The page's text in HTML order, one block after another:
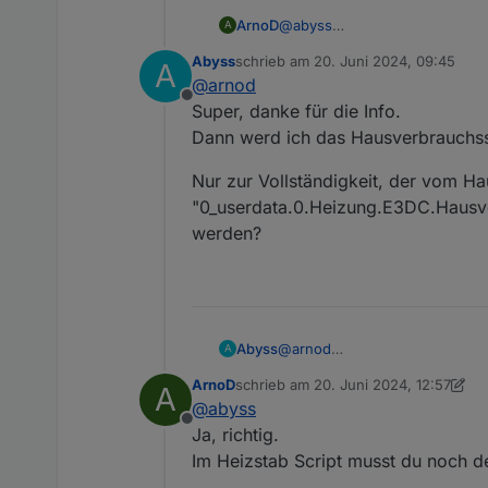
A ArnoD@abyss
Ja ist richtig. Den reinen
Berechnung in Charge-
ergänzt.
A
Offline
Abyssschrieb am 20. Juni 2024, 09:45
zuletzt editiert von
@arnod
Super, danke für die Info.
Dann werd ich das
Nur zur Vollständigkeit, der vom
werden?
A Abyss@arnod
Dann werd ich das
Nur zur Vollständigkeit, der
A
Offline
ArnoDschrieb am 20. Juni 2024, 12:57
zuletzt editiert von ArnoD
@abyss
Ja, richtig.
Im Heizstab Script musst du noch